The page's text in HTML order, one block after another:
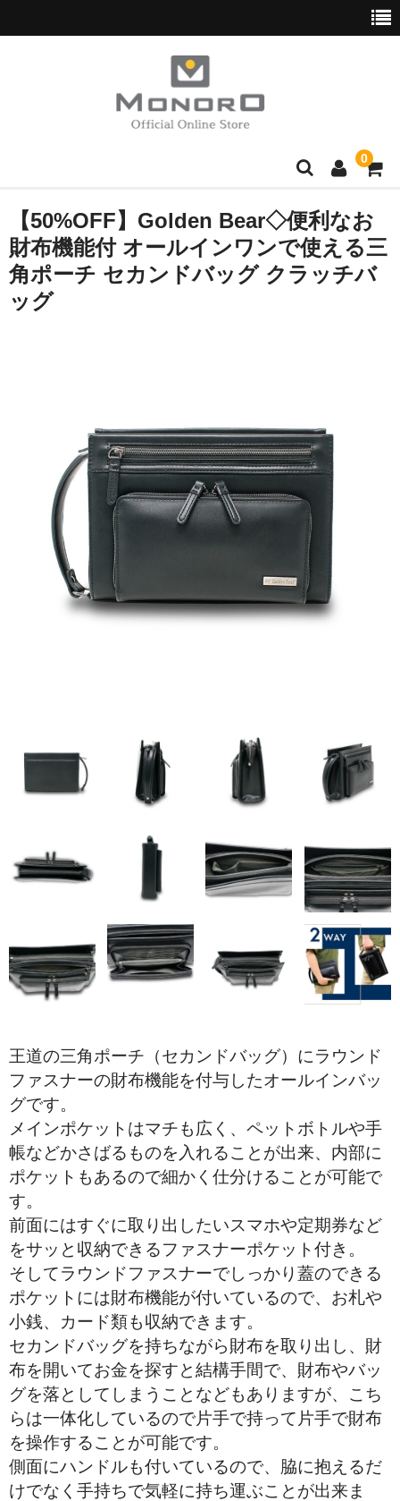
0
ブランド別
Hush Puppies
wott
UNITED COLORS OF BENETTON
Coloregalo
Rubacuori
SHAUTLANT
小銭入れ
スタッフブログ
【50%OFF】Golden Bear◇便利なお
財布機能付 オールインワンで使える三
角ポーチ セカンドバッグ クラッチバ
ッグ
王道の三角ポーチ（セカンドバッグ）にラウンド
ファスナーの財布機能を付与したオールインバッ
グです。
メインポケットはマチも広く、ペットボトルや手
帳などかさばるものを入れることが出来、内部に
ポケットもあるので細かく仕分けることが可能で
す。
前面にはすぐに取り出したいスマホや定期券など
をサッと収納できるファスナーポケット付き。
そしてラウンドファスナーでしっかり蓋のできる
ポケットには財布機能が付いているので、お札や
小銭、カード類も収納できます。
セカンドバッグを持ちながら財布を取り出し、財
布を開いてお金を探すと結構手間で、財布やバッ
グを落としてしまうことなどもありますが、こち
らは一体化しているので片手で持って片手で財布
を操作することが可能です。
側面にハンドルも付いているので、脇に抱えるだ
けでなく手持ちで気軽に持ち運ぶことが出来ま